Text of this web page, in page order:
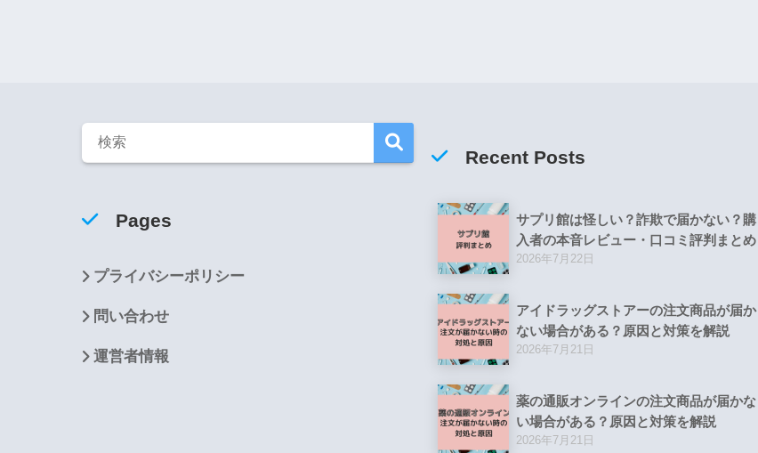
Pages
プライバシーポリシー
問い合わせ
運営者情報
Recent Posts
サプリ館は怪しい？詐欺で届かない？購
入者の本音レビュー・口コミ評判まとめ
2026年7月22日
アイドラッグストアーの注文商品が届か
ない場合がある？原因と対策を解説
2026年7月21日
薬の通販オンラインの注文商品が届かな
い場合がある？原因と対策を解説
2026年7月21日